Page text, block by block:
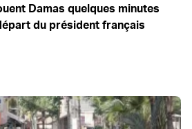
Damas quelques minutes
du président français